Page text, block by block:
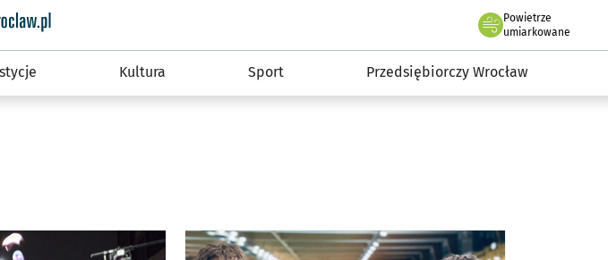
Serwis informacyjny wroclaw.pl
Powietrze
we Wrocławiu
umiarkowane
Kultura Sport Przedsiębiorczy Wrocław